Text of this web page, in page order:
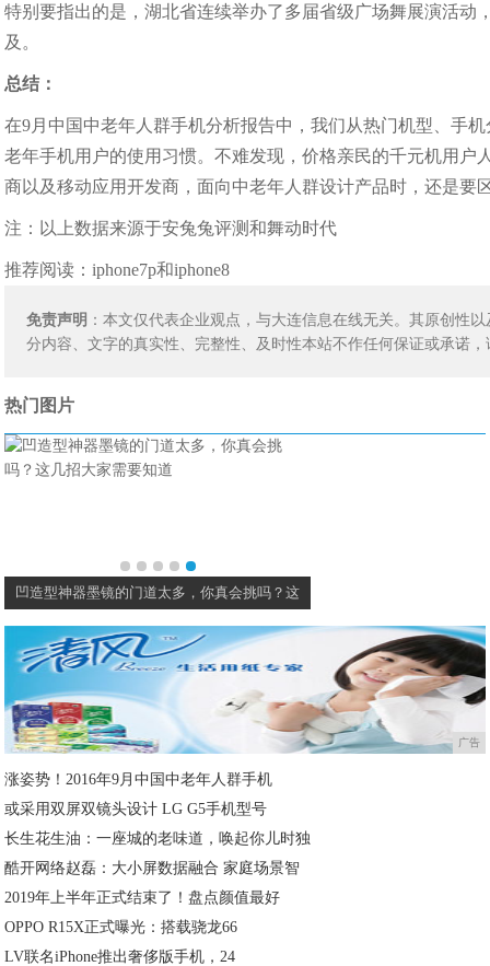
特别要指出的是，湖北省连续举办了多届省级广场舞展演活
及。
总结：
在9月中国中老年人群手机分析报告中，我们从热门机型、手
老年手机用户的使用习惯。不难发现，价格亲民的千元机用
商以及移动应用开发商，面向中老年人群设计产品时，还是要
注：以上数据来源于安兔兔评测和舞动时代
推荐阅读：iphone7p和iphone8
免责声明 ：本文仅代表企业观点，与大连信息在线无关。其原创性
分内容、文字的真实性、完整性、及时性本站不作任何保证或承诺
热门图片
凹造型神器墨镜的门道太多，你真会挑吗？这
广告
涨姿势！2016年9月中国中老年人群手机
或采用双屏双镜头设计 LG G5手机型号
长生花生油：一座城的老味道，唤起你儿时独
酷开网络赵磊：大小屏数据融合 家庭场景智
2019年上半年正式结束了！盘点颜值最好
OPPO R15X正式曝光：搭载骁龙66
LV联名iPhone推出奢侈版手机，24